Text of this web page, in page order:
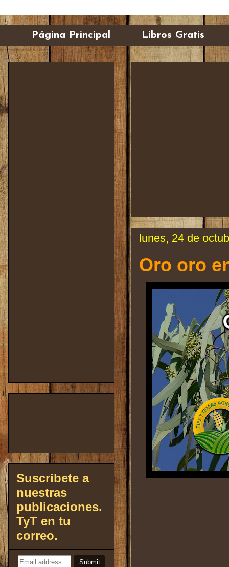
Página Principal Libros Gratis
lunes, 24 de
Oro oro
Suscribete a
nuestras
publicaciones.
TyT en tu
correo.